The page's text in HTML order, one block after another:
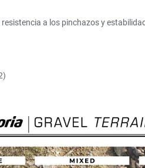
a los pinchazos y